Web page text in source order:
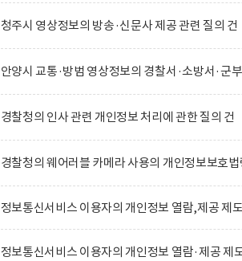
청주시 영상정보의 방송·신문사 제공 관련 질의 건
안양시 교통·방범 영상정보의 경찰서·소방서·군
경찰청의 인사 관련 개인정보 처리에 관한 질의 건
경찰청의 웨어러블 카메라 사용의 개인정보보호
정보통신서비스 이용자의 개인정보 열람,제공 제
정보통신서비스 이용자의 개인정보 열람·제공 제